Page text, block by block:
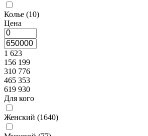
Колье (10)
Цена
1 623
156 199
310 776
465 353
619 930
Для кого
Женский (1640)